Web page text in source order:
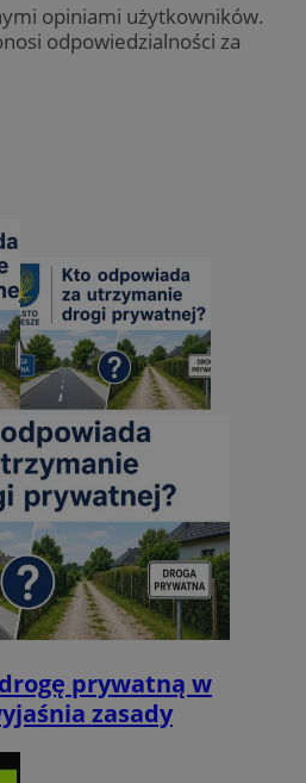
opiniami użytkowników.
odpowiedzialności za
prywatną w
zasady